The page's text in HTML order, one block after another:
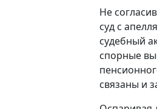
Не
суд с
судебный
спорные
связаны и